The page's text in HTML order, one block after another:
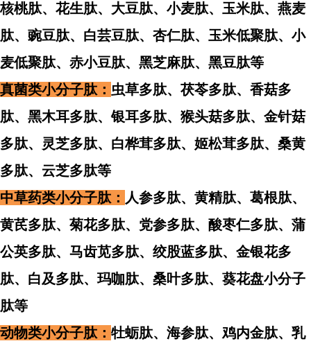
核桃肽、 花生肽、 大豆肽、小麦肽、玉米肽、燕麦
肽、豌豆肽、白芸豆肽、杏仁肽、 玉米低聚肽、小
麦低聚肽、赤小豆肽、黑芝麻肽、黑豆肽等
真菌类小分子肽： 虫草多肽、茯苓多肽、香菇多
肽、黑木耳多肽、银耳多肽、猴头菇多肽、金针菇
多肽、灵芝多肽、白桦茸多肽、姬松茸多肽、桑黄
多肽、云芝多肽等
中草药类小分子肽： 人参多肽、黄精肽、葛根肽、
黄芪多肽、菊花多肽、党参多肽、酸枣仁多肽、蒲
公英多肽、马齿苋多肽、绞股蓝多肽、金银花多
肽、白及多肽、玛咖肽、桑叶多肽、葵花盘小分子
肽等
动物类小分子肽： 牡蛎肽、海参肽、鸡内金肽、乳